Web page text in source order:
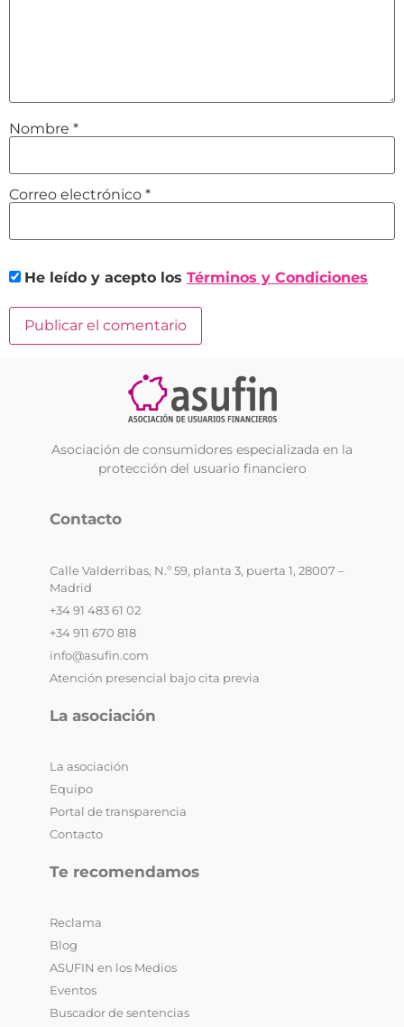
Nombre *
Correo electrónico *
He leído y acepto los Términos y Condiciones
Asociación de consumidores especializada en la
protección del usuario financiero
Contacto
Calle Valderribas, N.º 59, planta 3, puerta 1, 28007 –
Madrid
+34 91 483 61 02
+34 911 670 818
info@asufin.com
Atención presencial bajo cita previa
La asociación
La asociación
Equipo
Portal de transparencia
Contacto
Te recomendamos
Reclama
Blog
ASUFIN en los Medios
Eventos
Buscador de sentencias